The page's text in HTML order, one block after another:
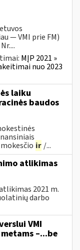
— VMI prie FM)
MĮP 2021 »
nuo 2023
laiku
baudos
ir /...
atlikimas
2021 m.
darbo
VMI
metams –...be